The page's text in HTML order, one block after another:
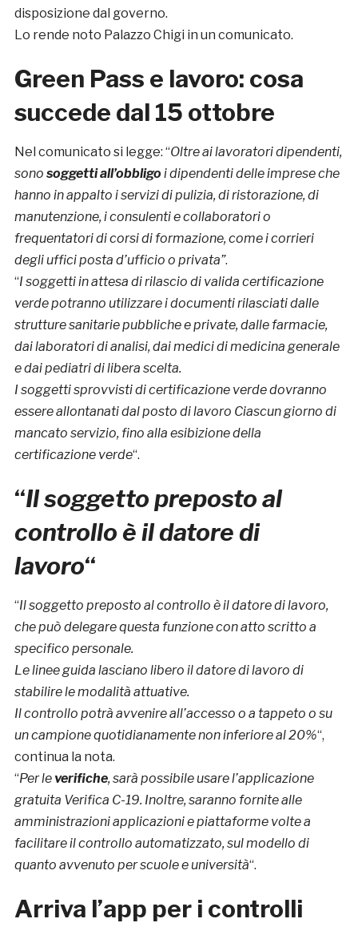
disposizione dal governo.
Lo rende noto Palazzo Chigi in un comunicato.
Green Pass e lavoro: cosa
succede dal 15 ottobre
Nel comunicato si legge: “Oltre ai lavoratori dipendenti,
sono soggetti all’obbligo i dipendenti delle imprese che
hanno in appalto i servizi di pulizia, di ristorazione, di
manutenzione, i consulenti e collaboratori o
frequentatori di corsi di formazione, come i corrieri
degli uffici posta d’ufficio o privata”.
“I soggetti in attesa di rilascio di valida certificazione
verde potranno utilizzare i documenti rilasciati dalle
strutture sanitarie pubbliche e private, dalle farmacie,
dai laboratori di analisi, dai medici di medicina generale
e dai pediatri di libera scelta.
I soggetti sprovvisti di certificazione verde dovranno
essere allontanati dal posto di lavoro Ciascun giorno di
mancato servizio, fino alla esibizione della
certificazione verde“.
“Ilsoggetto preposto al
controllo è il datore di
lavoro“
“Il soggetto preposto al controllo è il datore di lavoro,
che può delegare questa funzione con atto scritto a
specifico personale.
Le linee guida lasciano libero il datore di lavoro di
stabilire le modalità attuative.
Il controllo potrà avvenire all’accesso o a tappeto o su
un campione quotidianamente non inferiore al 20%“,
continua la nota.
“Per le verifiche, sarà possibile usare l’applicazione
gratuita Verifica C-19. Inoltre, saranno fornite alle
amministrazioni applicazioni e piattaforme volte a
facilitare il controllo automatizzato, sul modello di
quanto avvenuto per scuole e università“.
Arriva l’app per i controlli